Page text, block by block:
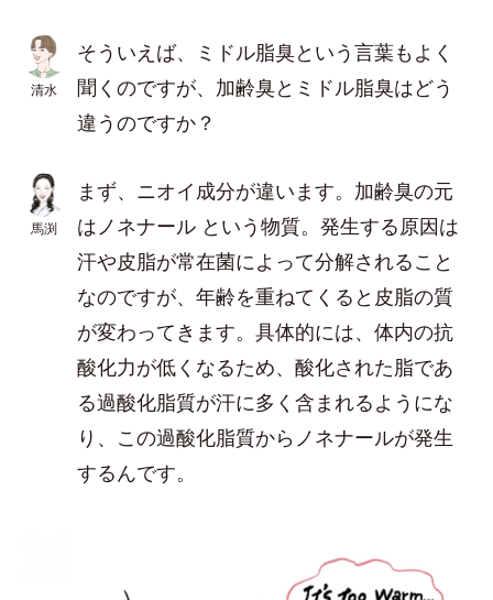
清水
そういえば、ミドル脂臭という言葉もよく
聞くのですが、加齢臭とミドル脂臭はどう
違うのですか？
馬渕
まず、ニオイ成分が違います。加齢臭の元
はノネナール という物質。発生する原因は
汗や皮脂が常在菌によって分解されること
なのですが、年齢を重ねてくると皮脂の質
が変わってきます。具体的には、体内の抗
酸化力が低くなるため、酸化された脂であ
る過酸化脂質が汗に多く含まれるようにな
り、この過酸化脂質からノネナールが発生
するんです。